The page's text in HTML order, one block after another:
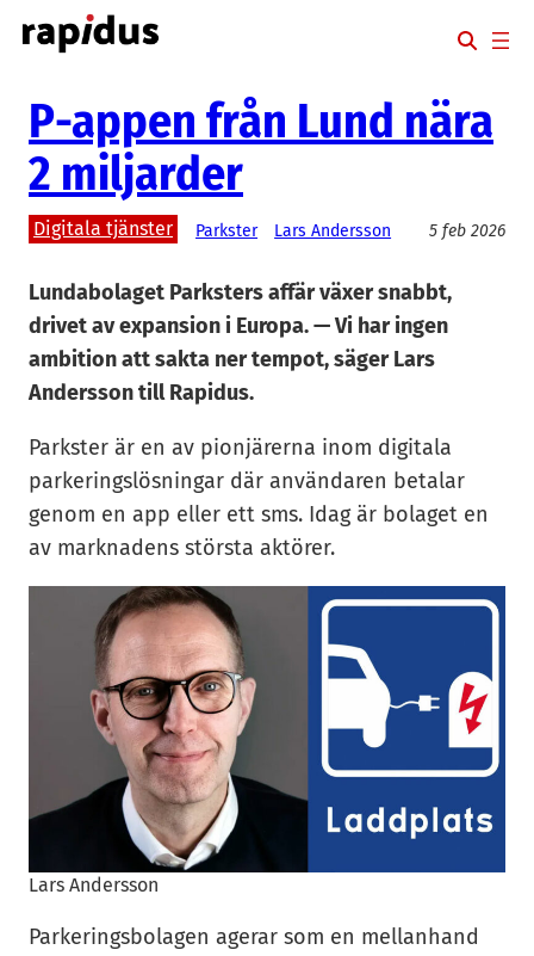
Hoppa
till
P-appen från Lund nära
2 miljarder
Digitala tjänster Parkster Lars Andersson 5 feb 2026
Lundabolaget Parksters affär växer snabbt,
drivet av expansion i Europa. — Vi har ingen
ambition att sakta ner tempot, säger Lars
Andersson till Rapidus.
Parkster är en av pionjärerna inom digitala
parkeringslösningar där användaren betalar
genom en app eller ett sms. Idag är bolaget en
av marknadens största aktörer.
Lars Andersson
Parkeringsbolagen agerar som en mellanhand